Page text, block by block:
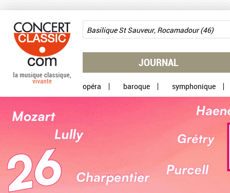
JOURNAL
opéra baroque symphonique